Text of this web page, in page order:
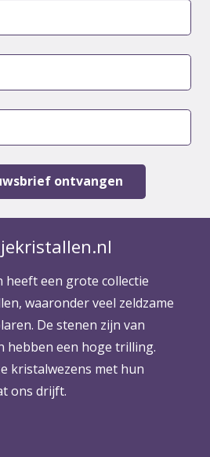
heeft een grote collectie
waaronder veel zeldzame
De stenen zijn van
hebben een hoge trilling.
kristalwezens met hun
ons drijft.